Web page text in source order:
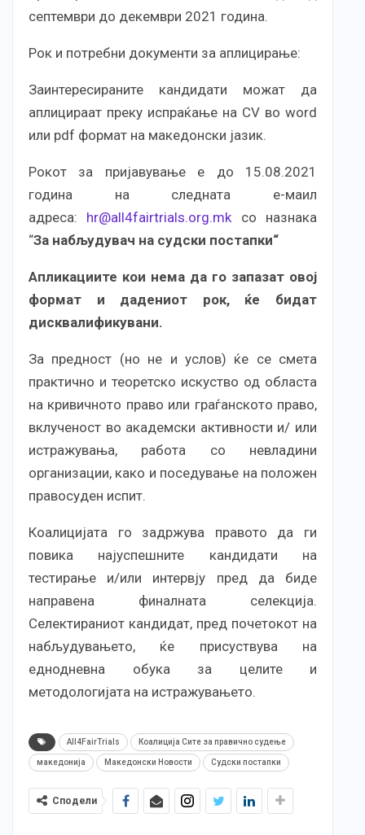
септември до декември 2021 година.
Рок и потребни документи за аплицирање:
Заинтересираните кандидати можат да
аплицираат преку испраќање на CV во word
или pdf формат на македонски јазик.
Рокот за пријавување е до 15.08.2021
година на следната е-маил
адреса: hr@all4fairtrials.org.mkсо назнака
“За набљудувач на судски постапки“
Апликациите кои нема да го запазат овој
формат и дадениот рок, ќе бидат
дисквалификувани.
За предност (но не и услов) ќе се смета
практично и теоретско искуство од областа
на кривичното право или граѓанското право,
вклученост во академски активности и/ или
истражувања, работа со невладини
организации, како и поседување на положен
правосуден испит.
Коалицијата го задржува правото да ги
повика најуспешните кандидати на
тестирање и/или интервју пред да биде
направена финалната селекција.
Селектираниот кандидат, пред почетокот на
набљудувањето, ќе присуствува на
еднодневна обука за целите и
методологијата на истражувањето.
All4FairTrials Коалиција Сите за правично судење
македонија Македонски Новости Судски постапки
Сподели